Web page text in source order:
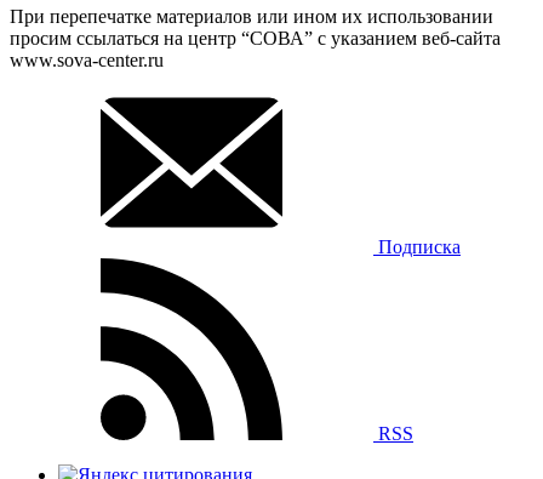
При перепечатке материалов или ином их использовании
просим ссылаться на центр “СОВА” с указанием веб-сайта
www.sova-center.ru
Подписка
RSS